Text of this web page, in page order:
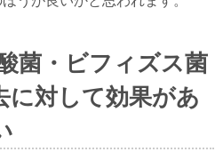
菌・ビフィズス菌
に対して効果があ